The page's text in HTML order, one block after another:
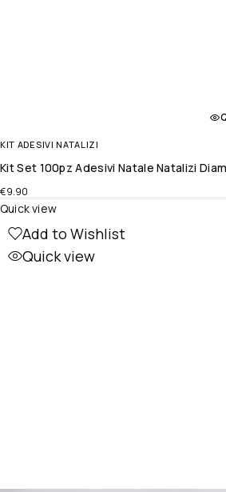
KIT ADESIVI NATALIZI
Kit Set 100pz Adesivi Natale Natalizi
€9.90
Add to Wishlist
Quick view
Quick view